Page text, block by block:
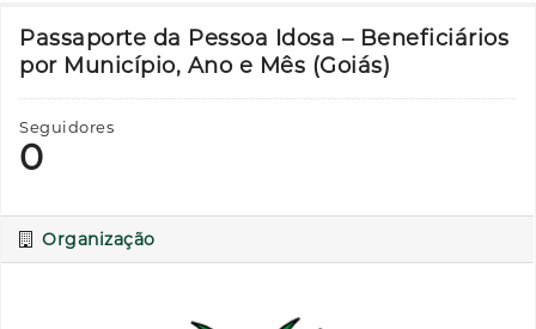
Passaporte da Pessoa Idosa – Beneficiários
por Município, Ano e Mês (Goiás)
Seguidores
0
Organização